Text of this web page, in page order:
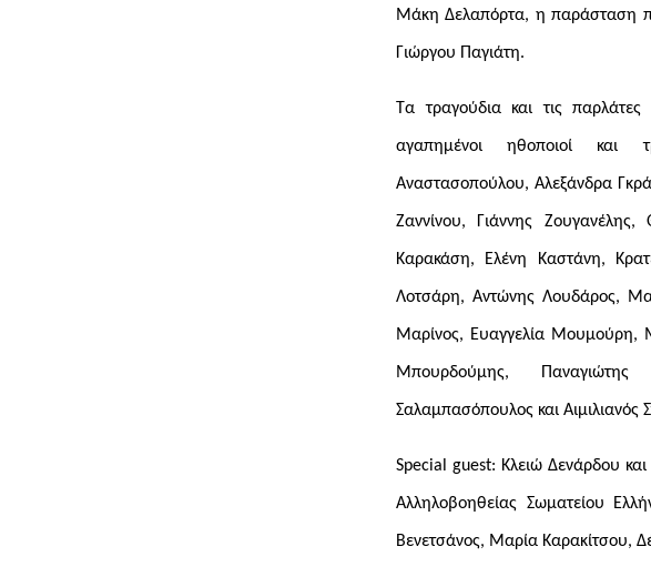
Μάκη Δελαπόρτα, η παράσταση
Γιώργου Παγιάτη.
Τα τραγούδια και τις
αγαπημένοι ηθοποιοί και
Αναστασοπούλου, Αλεξάνδρα
Ζαννίνου, Γιάννης
Καρακάση, Ελένη Καστάνη,
Λοτσάρη, Αντώνης Λουδάρος,
Μαρίνος, Ευαγγελία Μουμούρη,
Μπουρδούμης,
Σαλαμπασόπουλος και Αιμιλιανός
Special guest: Κλειώ Δενάρδου
Αλληλοβοηθείας Σωματείου
Βενετσάνος, Μαρία Καρακίτσου,